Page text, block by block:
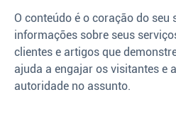
O conteúdo é o coração do
informações sobre seus
clientes e artigos que
ajuda a engajar os visitantes e
autoridade no assunto.